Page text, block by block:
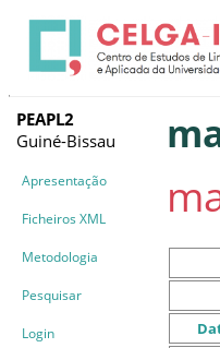
PEAPL2
Guiné-Bissau
Apresentação
Ficheiros XML
Metodologia
Pesquisar
Login